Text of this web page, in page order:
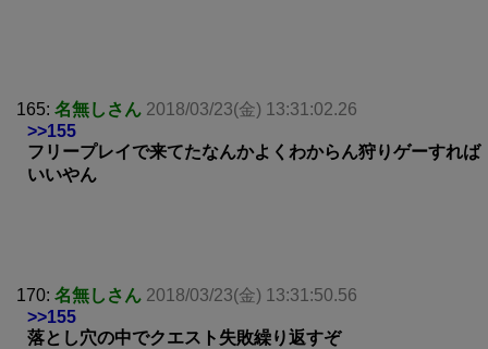
165: 名無しさん 2018/03/23(金) 13:31:02.26
>>155
フリープレイで来てたなんかよくわからん狩りゲーすれば
いいやん
170: 名無しさん 2018/03/23(金) 13:31:50.56
>>155
落とし穴の中でクエスト失敗繰り返すぞ